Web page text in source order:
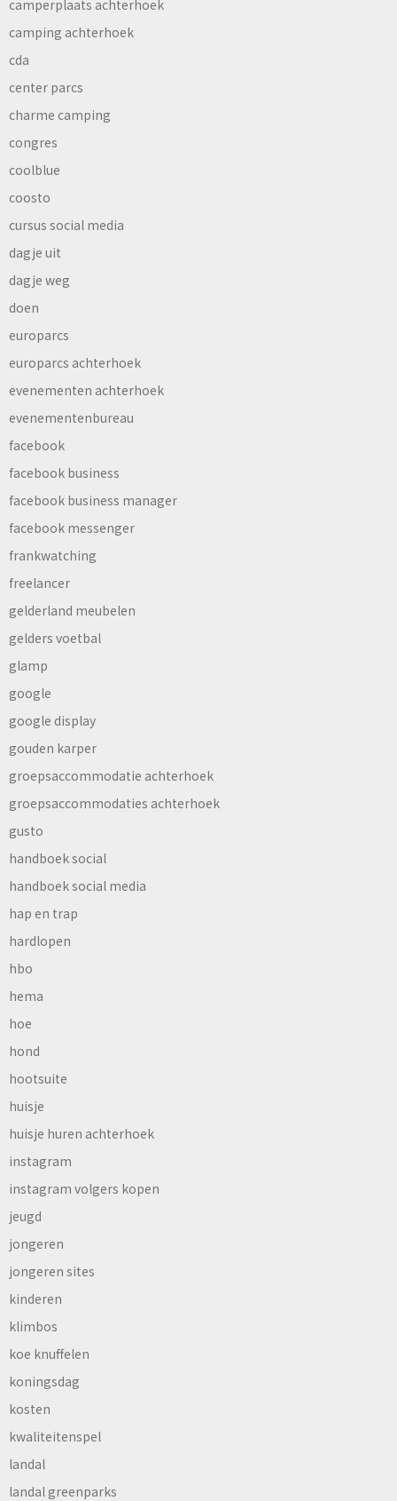
camperplaats achterhoek
camping achterhoek
cda
center parcs
charme camping
congres
coolblue
coosto
cursus social media
dagje uit
dagje weg
doen
europarcs
europarcs achterhoek
evenementen achterhoek
evenementenbureau
facebook
facebook business
facebook business manager
facebook messenger
frankwatching
freelancer
gelderland meubelen
gelders voetbal
glamp
google
google display
gouden karper
groepsaccommodatie achterhoek
groepsaccommodaties achterhoek
gusto
handboek social
handboek social media
hap en trap
hardlopen
hbo
hema
hoe
hond
hootsuite
huisje
huisje huren achterhoek
instagram
instagram volgers kopen
jeugd
jongeren
jongeren sites
kinderen
klimbos
koe knuffelen
koningsdag
kosten
kwaliteitenspel
landal
landal greenparks